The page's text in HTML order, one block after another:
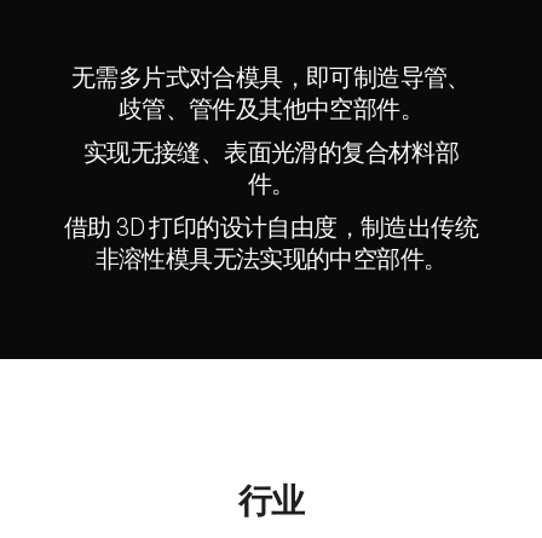
无需多片式对合模具，即可制造导管、
歧管、管件及其他中空部件。
实现无接缝、表面光滑的复合材料部
件。
借助 3D 打印的设计自由度，制造出传统
非溶性模具无法实现的中空部件。
行业